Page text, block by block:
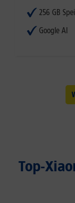
256 GB
Google AI
Top-